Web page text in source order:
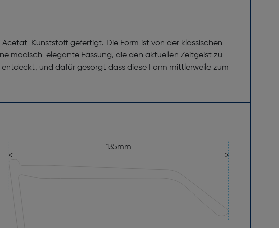
Kunststoff gefertigt. Die Form ist von der klassischen
modisch-elegante Fassung, die den aktuellen Zeitgeist zu
und dafür gesorgt dass diese Form mittlerweile zum
135mm